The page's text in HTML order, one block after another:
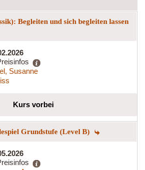
Begleiten und sich begleiten lassen
Susanne
Kurs vorbei
Grundstufe (Level B)